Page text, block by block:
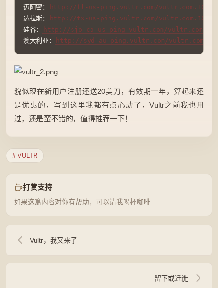
迈阿密：
http://fl-us-ping.vultr.com/
达拉斯：
http://tx-us-ping.vultr.com/
硅谷：
http://sjo-ca-us-ping.vultr.com/
澳大利亚：
http://syd-au-ping.vultr.com/
貌似现在新用户注册还送20美刀，有效期一年，算起来还
是优惠的，写到这里我都有点心动了，Vultr之前我也用
过，还是蛮不错的，值得推荐一下！
# VULTR
打赏支持
如果这篇内容对你有帮助，可以请我喝杯咖啡
Vultr，我又来了
留下或迁徙